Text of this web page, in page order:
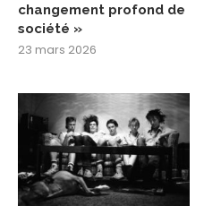
changement profond de
société »
23 mars 2026